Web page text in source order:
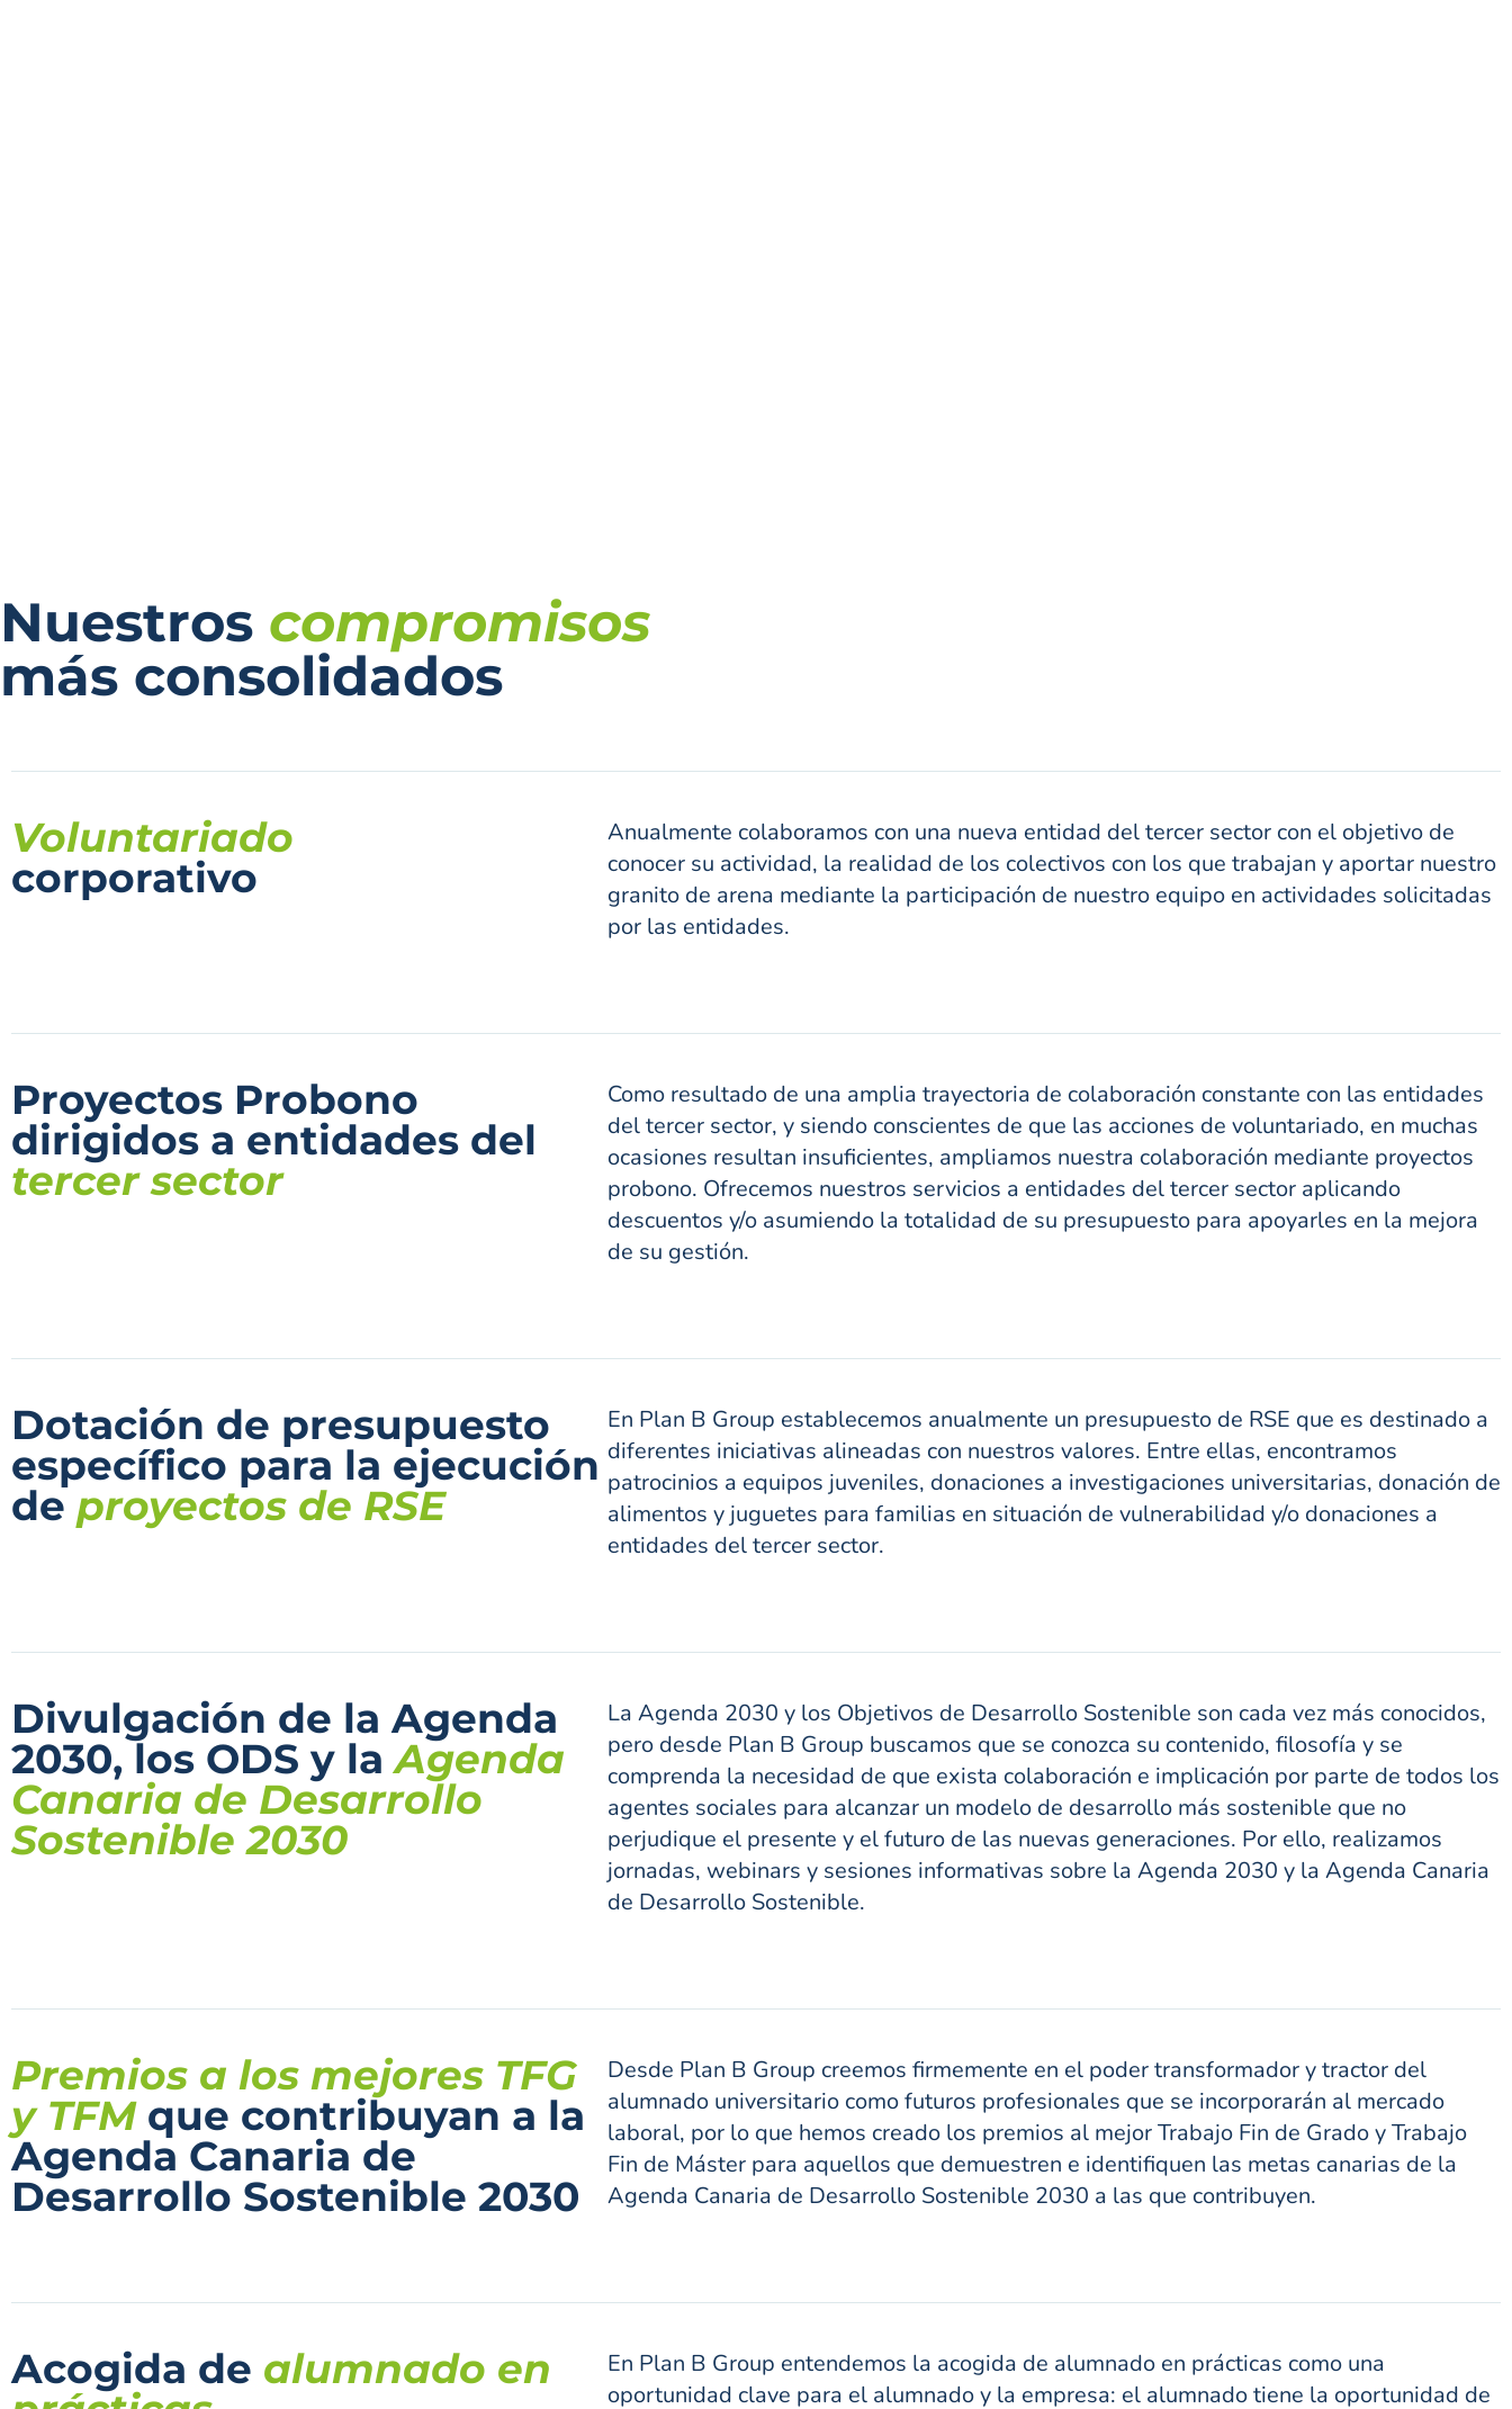
Nuestros compromisos
más consolidados
Voluntariado
corporativo
Anualmente colaboramos con una nueva entidad del tercer sector con el objetivo de
conocer su actividad, la realidad de los colectivos con los que trabajan y aportar nuestro
granito de arena mediante la participación de nuestro equipo en actividades solicitadas
por las entidades.
Proyectos Probono
dirigidos a entidades del
tercer sector
Como resultado de una amplia trayectoria de colaboración constante con las entidades
del tercer sector, y siendo conscientes de que las acciones de voluntariado, en muchas
ocasiones resultan insuficientes, ampliamos nuestra colaboración mediante proyectos
probono. Ofrecemos nuestros servicios a entidades del tercer sector aplicando
descuentos y/o asumiendo la totalidad de su presupuesto para apoyarles en la mejora
de su gestión.
Dotación de presupuesto
específico para la ejecución
de proyectos de RSE
En Plan B Group establecemos anualmente un presupuesto de RSE que es destinado a
diferentes iniciativas alineadas con nuestros valores. Entre ellas, encontramos
patrocinios a equipos juveniles, donaciones a investigaciones universitarias, donación de
alimentos y juguetes para familias en situación de vulnerabilidad y/o donaciones a
entidades del tercer sector.
Divulgación de la Agenda
2030, los ODS y laAgenda
Canaria de Desarrollo
Sostenible 2030
La Agenda 2030 y los Objetivos de Desarrollo Sostenible son cada vez más conocidos,
pero desde Plan B Group buscamos que se conozca su contenido, filosofía y se
comprenda la necesidad de que exista colaboración e implicación por parte de todos los
agentes sociales para alcanzar un modelo de desarrollo más sostenible que no
perjudique el presente y el futuro de las nuevas generaciones. Por ello, realizamos
jornadas, webinars y sesiones informativas sobre la Agenda 2030 y la Agenda Canaria
de Desarrollo Sostenible.
Premios a los mejores TFG
y TFM que contribuyan a la
Agenda Canaria de
Desarrollo Sostenible 2030
Desde Plan B Group creemos firmemente en el poder transformador y tractor del
alumnado universitario como futuros profesionales que se incorporarán al mercado
laboral, por lo que hemos creado los premios al mejor Trabajo Fin de Grado y Trabajo
Fin de Máster para aquellos que demuestren e identifiquen las metas canarias de la
Agenda Canaria de Desarrollo Sostenible 2030 a las que contribuyen.
Acogida de alumnado en
En Plan B Group entendemos la acogida de alumnado en prácticas como una
oportunidad clave para el alumnado y la empresa: el alumnado tiene la oportunidad de